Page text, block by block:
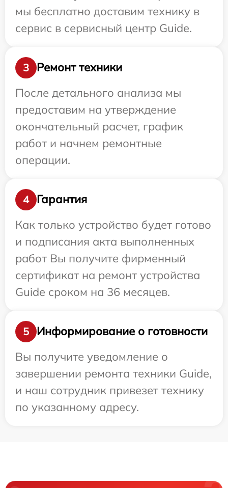
мы бесплатно доставим технику в
сервис в сервисный центр Guide.
3
Ремонт техники
После детального анализа мы
предоставим на утверждение
окончательный расчет, график
работ и начнем ремонтные
операции.
4
Гарантия
Как только устройство будет готово
и подписания акта выполненных
работ Вы получите фирменный
сертификат на ремонт устройства
Guide сроком на 36 месяцев.
5
Информирование о готовности
Вы получите уведомление о
завершении ремонта техники Guide,
и наш сотрудник привезет технику
по указанному адресу.